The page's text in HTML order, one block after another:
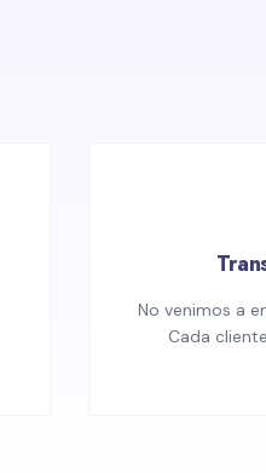
No venimos a
Cada